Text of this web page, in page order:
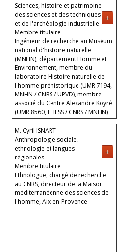
+
Sciences, histoire et patrimoine
des sciences et des techniques
et de l'archéologie industrielle
Membre titulaire
Ingénieur de recherche au Muséum
national d'histoire naturelle
(MNHN), département Homme et
Environnement, membre du
laboratoire Histoire naturelle de
l'homme préhistorique (UMR 7194,
MNHN / CNRS / UPVD), membre
associé du Centre Alexandre Koyré
(UMR 8560, EHESS / CNRS / MNHN)
M. Cyril ISNART
+
Anthropologie sociale,
ethnologie et langues
régionales
Membre titulaire
Ethnologue, chargé de recherche
au CNRS, directeur de la Maison
méditerranéenne des sciences de
l'homme, Aix-en-Provence